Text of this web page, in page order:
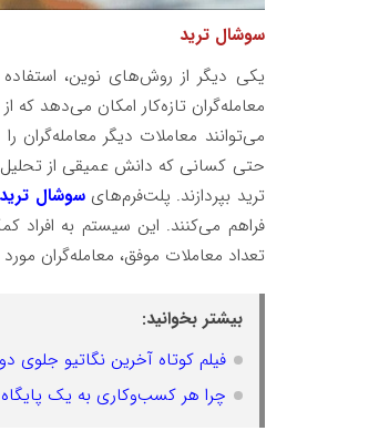
سوشال ترید
یکی دیگر از روش‌های نوین، استفاده
معامله‌گران تازه‌کار امکان می‌دهد که
می‌توانند معاملات دیگر
حتی کسانی که دانش عمیقی از
ترید بپردازند. پلت‌فرم‌هایسوشال ترید
فراهم می‌کنند. این سیستم به
تعداد معاملات موفق، معامله‌گران
بیشتر بخوانید:
فیلم کوتاه آخرین نگاتیو جلوی
چرا هر کسب‌وکاری به یک